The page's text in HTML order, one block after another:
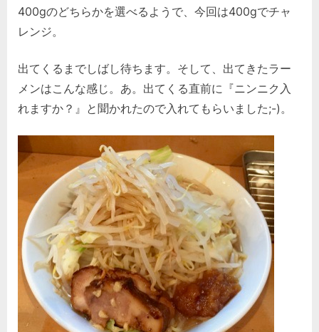
400gのどちらかを選べるようで、今回は400gでチャ
レンジ。
出てくるまでしばし待ちます。そして、出てきたラー
メンはこんな感じ。あ。出てくる直前に『ニンニク入
れますか？』と聞かれたので入れてもらいました;-)。